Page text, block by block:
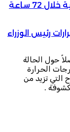
72 ساعة
حول الحالة
الحرارة
التي تزيد من
.